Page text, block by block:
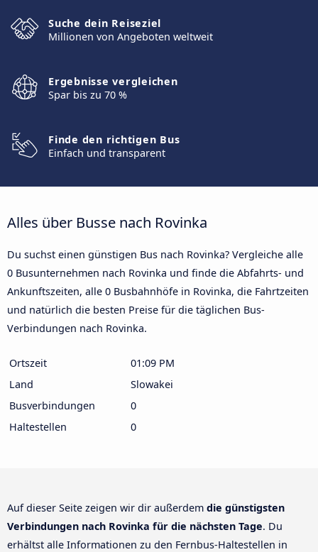
Suche dein Reiseziel
Millionen von Angeboten weltweit
Ergebnisse vergleichen
Spar bis zu 70 %
Finde den richtigen Bus
Einfach und transparent
Alles über Busse nach Rovinka
Du suchst einen günstigen Bus nach Rovinka? Vergleiche alle
0 Busunternehmen nach Rovinka und finde die Abfahrts- und
Ankunftszeiten, alle 0 Busbahnhöfe in Rovinka, die Fahrtzeiten
und natürlich die besten Preise für die täglichen Bus-
Verbindungen nach Rovinka.
Ortszeit
01:09 PM
Land
Slowakei
Busverbindungen
0
Haltestellen
0
Auf dieser Seite zeigen wir dir außerdem die günstigsten
Verbindungen nach Rovinka für die nächsten Tage. Du
erhältst alle Informationen zu den Fernbus-Haltestellen in